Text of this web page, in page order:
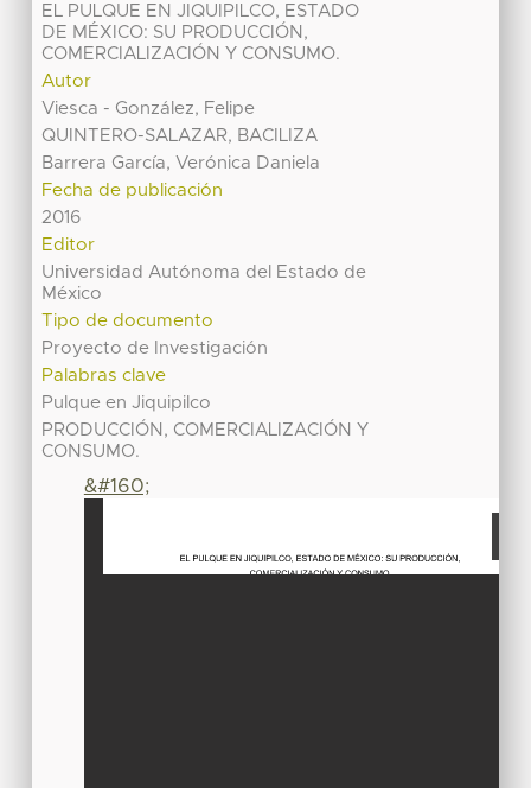
EL PULQUE EN JIQUIPILCO, ESTADO
DE MÉXICO: SU PRODUCCIÓN,
COMERCIALIZACIÓN Y CONSUMO.
Autor
Viesca - González, Felipe
QUINTERO-SALAZAR, BACILIZA
Barrera García, Verónica Daniela
Fecha de publicación
2016
Editor
Universidad Autónoma del Estado de
México
Tipo de documento
Proyecto de Investigación
Palabras clave
Pulque en Jiquipilco
PRODUCCIÓN, COMERCIALIZACIÓN Y
CONSUMO.
&#160;